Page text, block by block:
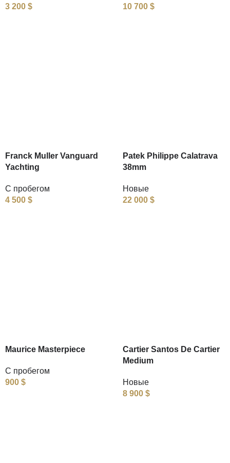
3 200 $
10 700 $
Franck Muller Vanguard
Yachting
С пробегом
4 500 $
Patek Philippe Calatrava
38mm
Новые
22 000 $
Maurice Masterpiece
С пробегом
900 $
Cartier Santos De Cartier
Medium
Новые
8 900 $